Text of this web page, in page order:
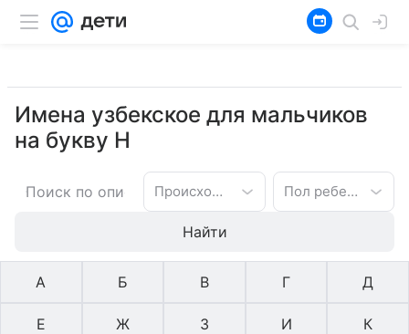
Имена узбекское для мальчиков
на букву Н
Происхождение имени Пол ребенка
Найти
А Б В Г Д
Е Ж З И К